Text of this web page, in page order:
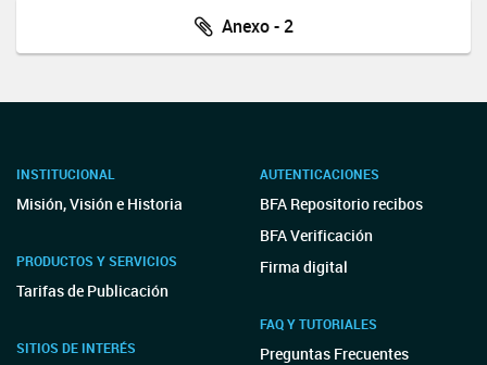
Anexo - 2
INSTITUCIONAL
Misión, Visión e Historia
PRODUCTOS Y SERVICIOS
Tarifas de Publicación
SITIOS DE INTERÉS
AUTENTICACIONES
BFA Repositorio recibos
BFA Verificación
Firma digital
FAQ Y TUTORIALES
Preguntas Frecuentes